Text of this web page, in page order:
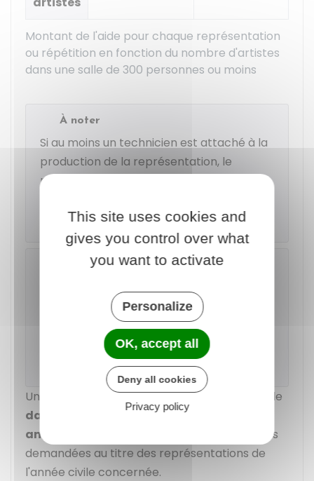
Montant de l'aide pour chaque représentation
ou répétition en fonction du nombre d'artistes
dans une salle de 300 personnes ou moins
À noter
Si au moins un technicien est attaché à la
production de la représentation, le
nombre d'emplois pris en compte pour le
unité.
Exemple
artistes et d'un technicien, l'aide pour une
représentation (à compter du 01/05/23)
est égale à : 3 x 55,35€ + 1 x 55,35 =
Une même entreprise peut bénéficier de l'aide
dans la limite de22 000 €maximum par
année civile
. Cette limite s'applique aux aides
demandées au titre des représentations de
l'année civile concernée.
This site uses cookies and
gives you control over what
you want to activate
Personalize
OK, accept all
Deny all cookies
Privacy policy